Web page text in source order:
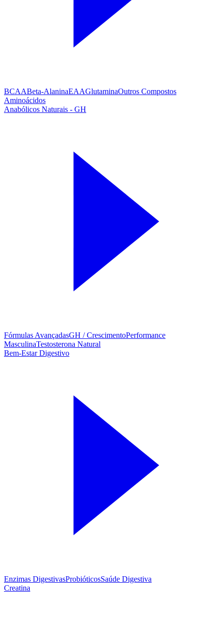
BCAABeta-AlaninaEAAGlutaminaOutros Compostos
Aminoácidos
Anabólicos Naturais - GH
Fórmulas AvançadasGH / CrescimentoPerformance
MasculinaTestosterona Natural
Bem-Estar Digestivo
Enzimas DigestivasProbióticosSaúde Digestiva
Creatina